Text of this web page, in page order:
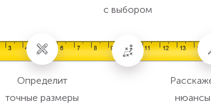
Определит
точные размеры
с выбором